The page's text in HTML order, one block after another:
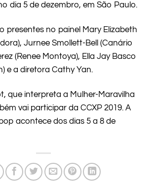
dia 5 de dezembro, em São Paulo.
presentes no painel Mary Elizabeth
Jurnee Smollett-Bell (Canário
(Renee Montoya), Ella Jay Basco
e a diretora Cathy Yan.
que interpreta a Mulher-Maravilha
vai participar da CCXP 2019. A
acontece dos dias 5 a 8 de